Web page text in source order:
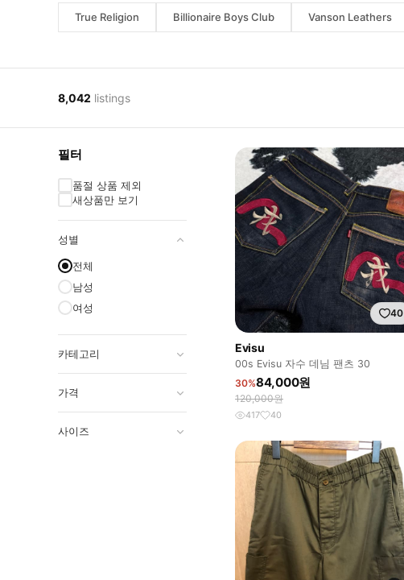
True Religion Billionaire Boys Club Vanson Leathers
8,042 listings
필터
품절 상품 제외
새상품만 보기
성별
전체
남성
여성
카테고리
가격
사이즈
40
Evisu
00s Evisu 자수 데님 팬츠 30
30%84,000원
120,000원
417 40